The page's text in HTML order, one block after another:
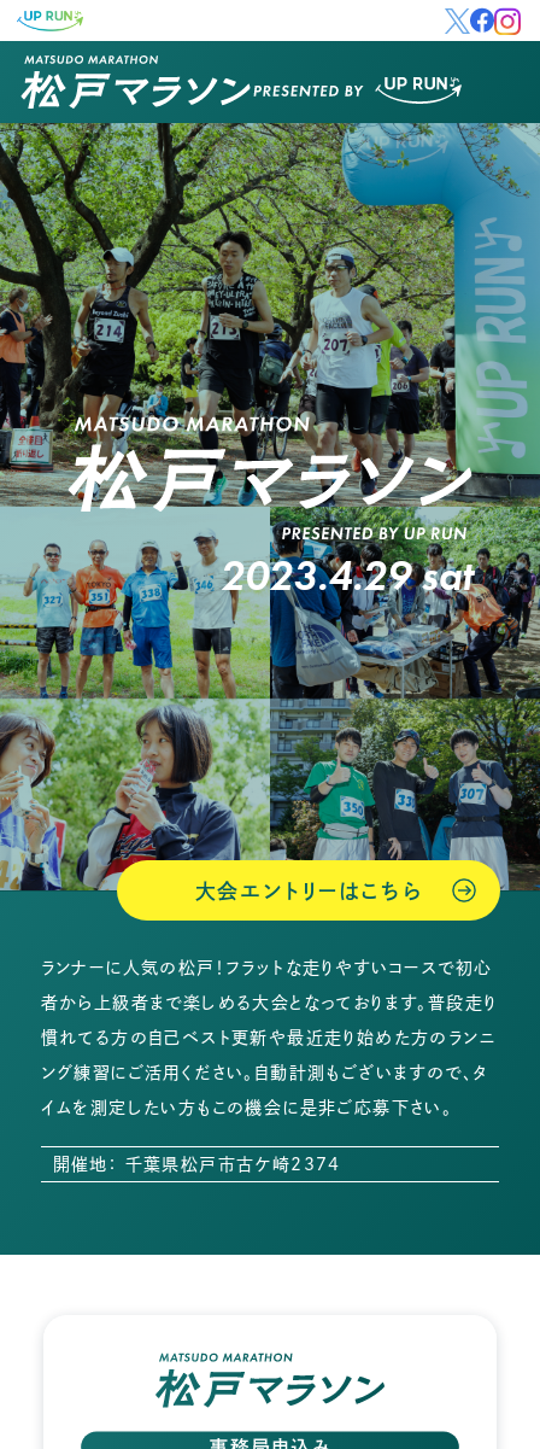
2023.4.29 sat
大会エントリーはこちら
ランナーに人気の松戸！フラットな走りやすいコースで初心
者から上級者まで楽しめる大会となっております。普段走り
慣れてる方の自己ベスト更新や最近走り始めた方のランニ
ング練習にご活用ください。自動計測もございますので、タ
イムを測定したい方もこの機会に是非ご応募下さい。
開催地： 千葉県松戸市古ケ崎2374